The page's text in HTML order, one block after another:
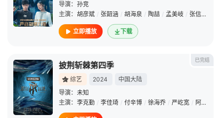
导演： 孙竞
主演： 胡彦斌 / 张韶涵 / 胡海泉 / 陶喆 / 孟美岐 / 张信哲
立即播放 下载
已完结
披荆斩棘第四季
综艺 2024
中国大陆
导演： 未知
主演： 李克勤 / 李佳琦 / 付辛博 / 徐海乔 / 严屹宽 / 阿如那